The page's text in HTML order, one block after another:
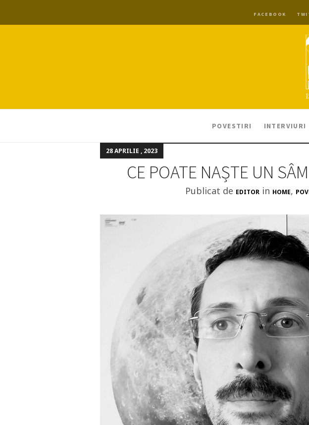
FACEBOOK
POVESTIRI INTERVIURI
28 APRILIE , 2023
CE POATE NAȘTE UN
Publicat de EDITOR in HOME,